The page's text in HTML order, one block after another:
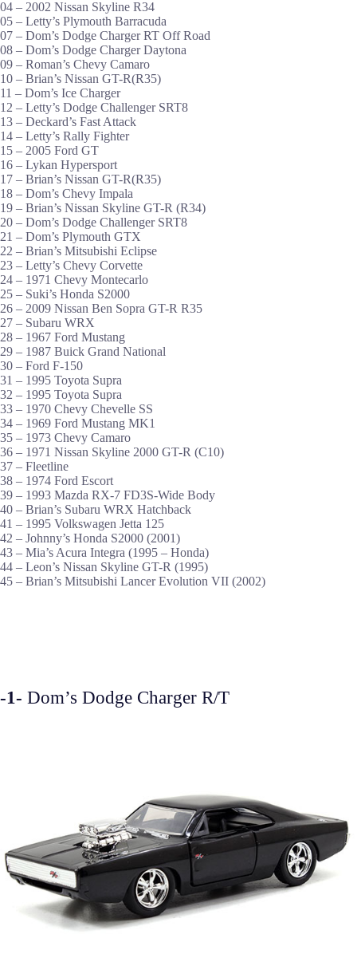
04 – 2002 Nissan Skyline R34
05 – Letty’s Plymouth Barracuda
07 – Dom’s Dodge Charger RT Off Road
08 – Dom’s Dodge Charger Daytona
09 – Roman’s Chevy Camaro
10 – Brian’s Nissan GT-R(R35)
11 – Dom’s Ice Charger
12 – Letty’s Dodge Challenger SRT8
13 – Deckard’s Fast Attack
14 – Letty’s Rally Fighter
15 – 2005 Ford GT
16 – Lykan Hypersport
17 – Brian’s Nissan GT-R(R35)
18 – Dom’s Chevy Impala
19 – Brian’s Nissan Skyline GT-R (R34)
20 – Dom’s Dodge Challenger SRT8
21 – Dom’s Plymouth GTX
22 – Brian’s Mitsubishi Eclipse
23 – Letty’s Chevy Corvette
24 – 1971 Chevy Montecarlo
25 – Suki’s Honda S2000
26 – 2009 Nissan Ben Sopra GT-R R35
27 – Subaru WRX
28 – 1967 Ford Mustang
29 – 1987 Buick Grand National
30 – Ford F-150
31 – 1995 Toyota Supra
32 – 1995 Toyota Supra
33 – 1970 Chevy Chevelle SS
34 – 1969 Ford Mustang MK1
35 – 1973 Chevy Camaro
36 – 1971 Nissan Skyline 2000 GT-R (C10)
37 – Fleetline
38 – 1974 Ford Escort
39 – 1993 Mazda RX-7 FD3S-Wide Body
40 – Brian’s Subaru WRX Hatchback
41 – 1995 Volkswagen Jetta 125
42 – Johnny’s Honda S2000 (2001)
43 – Mia’s Acura Integra (1995 – Honda)
44 – Leon’s Nissan Skyline GT-R (1995)
45 – Brian’s Mitsubishi Lancer Evolution VII (2002)
-1- Dom’s Dodge Charger R/T